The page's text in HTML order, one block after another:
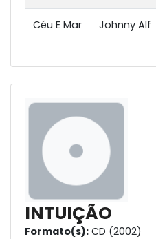
Céu E Mar Johnny Alf
INTUIÇÃO
Formato(s): CD (2002)